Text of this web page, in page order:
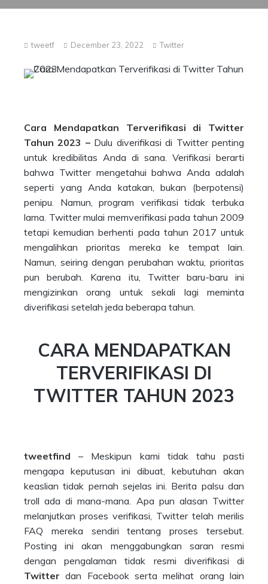
tweetf December 23, 2022 Twitter
Cara Mendapatkan Terverifikasi di Twitter
Tahun 2023 – Dulu diverifikasi di Twitter penting
untuk kredibilitas Anda di sana. Verifikasi berarti
bahwa Twitter mengetahui bahwa Anda adalah
seperti yang Anda katakan, bukan (berpotensi)
penipu. Namun, program verifikasi tidak terbuka
lama. Twitter mulai memverifikasi pada tahun 2009
tetapi kemudian berhenti pada tahun 2017 untuk
mengalihkan prioritas mereka ke tempat lain.
Namun, seiring dengan perubahan waktu, prioritas
pun berubah. Karena itu, Twitter baru-baru ini
mengizinkan orang untuk sekali lagi meminta
diverifikasi setelah jeda beberapa tahun.
CARA MENDAPATKAN
TERVERIFIKASI DI
TWITTER TAHUN 2023
tweetfind – Meskipun kami tidak tahu pasti
mengapa keputusan ini dibuat, kebutuhan akan
keaslian tidak pernah sejelas ini. Berita palsu dan
troll ada di mana-mana. Apa pun alasan Twitter
melanjutkan proses verifikasi, Twitter telah merilis
FAQ mereka sendiri tentang proses tersebut.
Posting ini akan menggabungkan saran resmi
dengan pengalaman tidak resmi diverifikasi di
Twitter dan Facebook serta melihat orang lain